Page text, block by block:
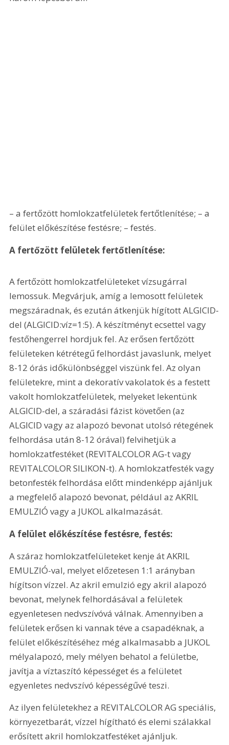
– a fertőzött homlokzatfelületek fertőtlenítése; – a
felület előkészítése festésre; – festés.
A fertőzött felületek fertőtlenítése:
A fertőzött homlokzatfelületeket vízsugárral
lemossuk. Megvárjuk, amíg a lemosott felületek
megszáradnak, és ezután átkenjük hígított ALGICID-
del (ALGICID:víz=1:5). A készítményt ecsettel vagy
festőhengerrel hordjuk fel. Az erősen fertőzött
felületeken kétrétegű felhordást javaslunk, melyet
8-12 órás időkülönbséggel viszünk fel. Az olyan
felületekre, mint a dekoratív vakolatok és a festett
vakolt homlokzatfelületek, melyeket lekentünk
ALGICID-del, a száradási fázist követően (az
ALGICID vagy az alapozó bevonat utolsó rétegének
felhordása után 8-12 órával) felvihetjük a
homlokzatfestéket (REVITALCOLOR AG-t vagy
REVITALCOLOR SILIKON-t). A homlokzatfesték vagy
betonfesték felhordása előtt mindenképp ajánljuk
a megfelelő alapozó bevonat, például az AKRIL
EMULZIÓ vagy a JUKOL alkalmazását.
A felület előkészítése festésre, festés:
A száraz homlokzatfelületeket kenje át AKRIL
EMULZIÓ-val, melyet előzetesen 1:1 arányban
hígítson vízzel. Az akril emulzió egy akril alapozó
bevonat, melynek felhordásával a felületek
egyenletesen nedvszívóvá válnak. Amennyiben a
felületek erősen ki vannak téve a csapadéknak, a
felület előkészítéséhez még alkalmasabb a JUKOL
mélyalapozó, mely mélyen behatol a felületbe,
javítja a víztaszító képességet és a felületet
egyenletes nedvszívó képességűvé teszi.
Az ilyen felületekhez a REVITALCOLOR AG speciális,
környezetbarát, vízzel hígítható és elemi szálakkal
erősített akril homlokzatfestéket ajánljuk.